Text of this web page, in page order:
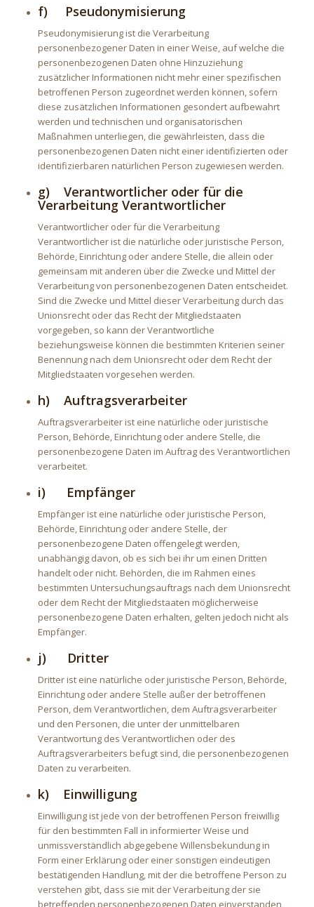
f) Pseudonymisierung
Pseudonymisierung ist die Verarbeitung
personenbezogener Daten in einer Weise, auf welche die
personenbezogenen Daten ohne Hinzuziehung
zusätzlicher Informationen nicht mehr einer spezifischen
betroffenen Person zugeordnet werden können, sofern
diese zusätzlichen Informationen gesondert aufbewahrt
werden und technischen und organisatorischen
Maßnahmen unterliegen, die gewährleisten, dass die
personenbezogenen Daten nicht einer identifizierten oder
identifizierbaren natürlichen Person zugewiesen werden.
g) Verantwortlicher oder für die
Verarbeitung Verantwortlicher
Verantwortlicher oder für die Verarbeitung
Verantwortlicher ist die natürliche oder juristische Person,
Behörde, Einrichtung oder andere Stelle, die allein oder
gemeinsam mit anderen über die Zwecke und Mittel der
Verarbeitung von personenbezogenen Daten entscheidet.
Sind die Zwecke und Mittel dieser Verarbeitung durch das
Unionsrecht oder das Recht der Mitgliedstaaten
vorgegeben, so kann der Verantwortliche
beziehungsweise können die bestimmten Kriterien seiner
Benennung nach dem Unionsrecht oder dem Recht der
Mitgliedstaaten vorgesehen werden.
h) Auftragsverarbeiter
Auftragsverarbeiter ist eine natürliche oder juristische
Person, Behörde, Einrichtung oder andere Stelle, die
personenbezogene Daten im Auftrag des Verantwortlichen
verarbeitet.
i) Empfänger
Empfänger ist eine natürliche oder juristische Person,
Behörde, Einrichtung oder andere Stelle, der
personenbezogene Daten offengelegt werden,
unabhängig davon, ob es sich bei ihr um einen Dritten
handelt oder nicht. Behörden, die im Rahmen eines
bestimmten Untersuchungsauftrags nach dem Unionsrecht
oder dem Recht der Mitgliedstaaten möglicherweise
personenbezogene Daten erhalten, gelten jedoch nicht als
Empfänger.
j) Dritter
Dritter ist eine natürliche oder juristische Person, Behörde,
Einrichtung oder andere Stelle außer der betroffenen
Person, dem Verantwortlichen, dem Auftragsverarbeiter
und den Personen, die unter der unmittelbaren
Verantwortung des Verantwortlichen oder des
Auftragsverarbeiters befugt sind, die personenbezogenen
Daten zu verarbeiten.
k) Einwilligung
Einwilligung ist jede von der betroffenen Person freiwillig
für den bestimmten Fall in informierter Weise und
unmissverständlich abgegebene Willensbekundung in
Form einer Erklärung oder einer sonstigen eindeutigen
bestätigenden Handlung, mit der die betroffene Person zu
verstehen gibt, dass sie mit der Verarbeitung der sie